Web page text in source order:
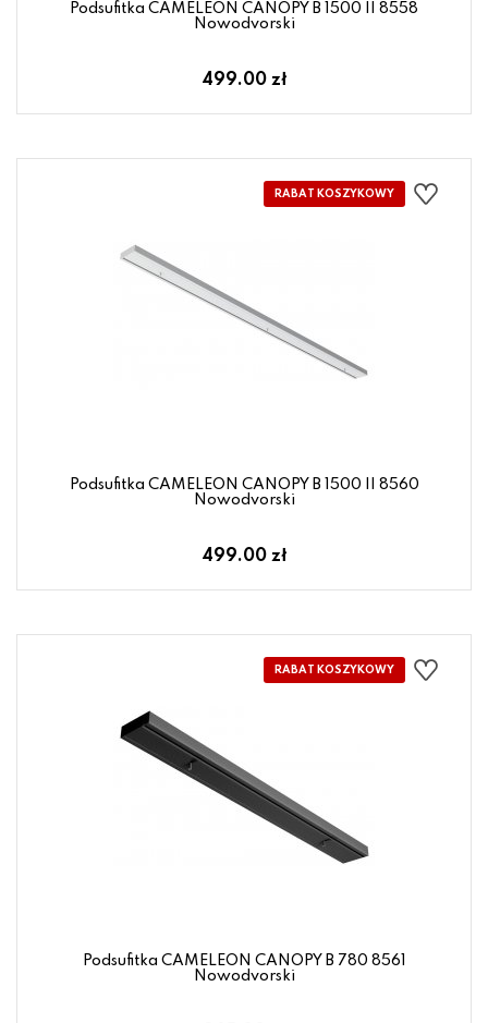
Podsufitka CAMELEON CANOPY B 1500 II 8558
Nowodvorski
499.00 zł
Podsufitka CAMELEON CANOPY B 1500 II 8560
Nowodvorski
499.00 zł
Podsufitka CAMELEON CANOPY B 780 8561
Nowodvorski